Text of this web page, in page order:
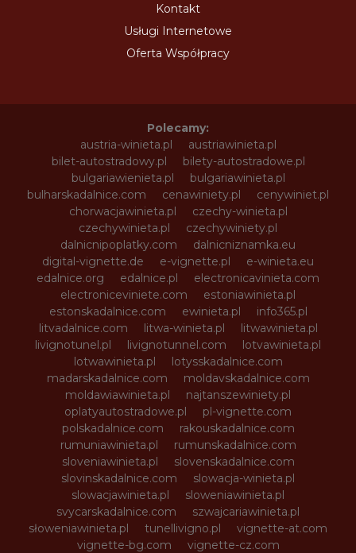
Kontakt
Usługi Internetowe
Oferta Współpracy
Polecamy:
austria-winieta.pl
austriawinieta.pl
bilet-autostradowy.pl
bilety-autostradowe.pl
bulgariawienieta.pl
bulgariawinieta.pl
bulharskadalnice.com
cenawiniety.pl
cenywiniet.pl
chorwacjawinieta.pl
czechy-winieta.pl
czechywinieta.pl
czechywiniety.pl
dalnicnipoplatky.com
dalnicniznamka.eu
digital-vignette.de
e-vignette.pl
e-winieta.eu
edalnice.org
edalnice.pl
electronicavinieta.com
electroniceviniete.com
estoniawinieta.pl
estonskadalnice.com
ewinieta.pl
info365.pl
litvadalnice.com
litwa-winieta.pl
litwawinieta.pl
livignotunel.pl
livignotunnel.com
lotvawinieta.pl
lotwawinieta.pl
lotysskadalnice.com
madarskadalnice.com
moldavskadalnice.com
moldawiawinieta.pl
najtanszewiniety.pl
oplatyautostradowe.pl
pl-vignette.com
polskadalnice.com
rakouskadalnice.com
rumuniawinieta.pl
rumunskadalnice.com
sloveniawinieta.pl
slovenskadalnice.com
slovinskadalnice.com
slowacja-winieta.pl
slowacjawinieta.pl
sloweniawinieta.pl
svycarskadalnice.com
szwajcariawinieta.pl
słoweniawinieta.pl
tunellivigno.pl
vignette-at.com
vignette-bg.com
vignette-cz.com